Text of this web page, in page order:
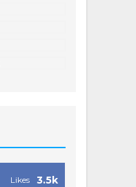
3.5k
Likes